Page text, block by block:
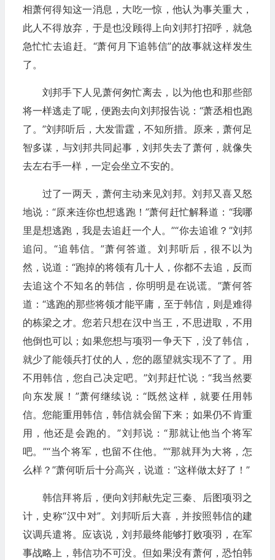
相萧何得知这一消息，大吃一惊，他认为事关重大，
此人不得放弃，于是也没顾得上向刘邦打招呼，就急
急忙忙去追赶。“萧何月下追韩信”的故事就这样发生
了。
刘邦手下人见萧何匆忙离去，以为他也和那些部
将一样逃走了呢，便跑去向刘邦报告说：“萧丞相也跑
了。”刘邦听后，大发雷霆，不知所措。原来，萧何足
智多谋，与刘邦共同起事，刘邦失去了萧何，就像失
去左右手一样，一定会坐立不安的。
过了一两天，萧何主动来见刘邦。刘邦又喜又怒
地说：“原来连你也想逃跑！”萧何赶忙解释道：“我哪
里是想逃跑，我是去追赶一个人。”“你去追谁？”刘邦
追问。“追韩信。”萧何答道。刘邦听后，很不以为
然，说道：“跑掉的将领有几十人，你都不去追，反而
去追这个不知名的韩信，你明明是在说谎。”萧何答
道：“逃跑的那些将领才能平庸，至于韩信，则是难得
的栋梁之才。您若只想在汉中当王，不思进取，不用
他倒也可以；如果您想与项羽一争天下，没了韩信，
就少了能领兵打仗的人，您的愿望就实现不了了。用
不用韩信，您自己决定吧。”刘邦赶忙说：“我当然要
向东发展！”萧何继续说：“既然这样，就要任用韩
信。您能重用韩信，韩信就会留下来；如果仍不肯重
用，他还是会跑的。”刘邦说：“那就让他当个将军
吧。”“当个将军，也留不住他。”“那就拜为大将，怎
么样？”萧何听后十分高兴，说道：“这样做太好了！”
韩信拜将后，便向刘邦献先定三秦、后图项羽之
计，史称“汉中对”。刘邦听后大喜，并按照韩信的建
议调兵遣将。应该说，刘邦最终能够打败项羽，在军
事战略上，韩信功不可没。但如果没有萧何，恐怕韩